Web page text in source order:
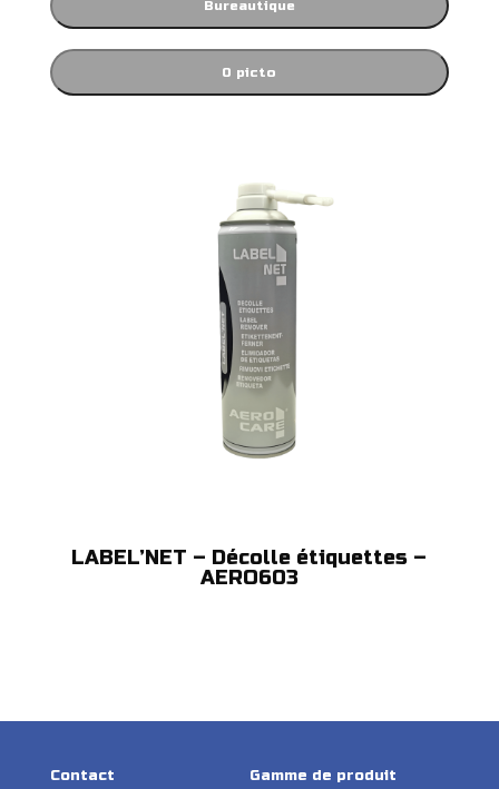
LABEL’NET – Décolle étiquettes –
AERO603
Contact Gamme de produit